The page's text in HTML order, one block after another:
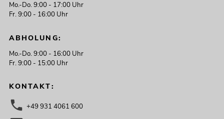
Mo.-Do. 9:00 - 17:00 Uhr
Fr. 9:00 - 16:00 Uhr
ABHOLUNG:
Mo.-Do. 9:00 - 16:00 Uhr
Fr. 9:00 - 15:00 Uhr
KONTAKT:
+49 931 4061 600